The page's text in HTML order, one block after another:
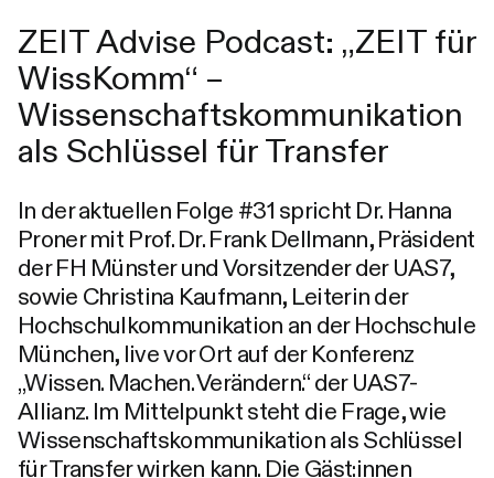
ZEIT Advise Podcast: „ZEIT für
WissKomm“ –
Wissenschaftskommunikation
als Schlüssel für Transfer
In der aktuellen Folge #31 spricht Dr. Hanna
Proner mit Prof. Dr. Frank Dellmann, Präsident
der FH Münster und Vorsitzender der UAS7,
sowie Christina Kaufmann, Leiterin der
Hochschulkommunikation an der Hochschule
München, live vor Ort auf der Konferenz
„Wissen. Machen. Verändern.“ der UAS7-
Allianz. Im Mittelpunkt steht die Frage, wie
Wissenschaftskommunikation als Schlüssel
für Transfer wirken kann. Die Gäst:innen